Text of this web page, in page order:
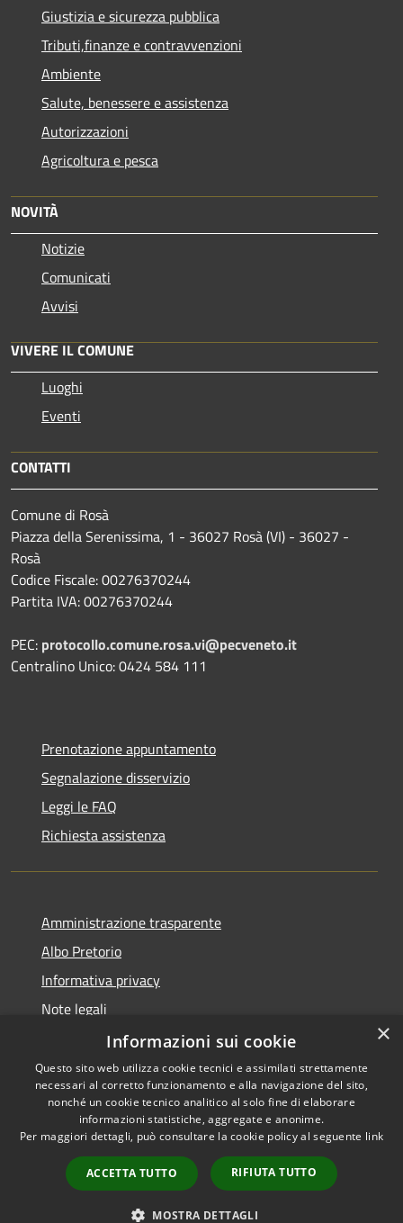
Giustizia e sicurezza pubblica
Tributi,finanze e contravvenzioni
Ambiente
Salute, benessere e assistenza
Autorizzazioni
Agricoltura e pesca
NOVITÀ
Notizie
Comunicati
Avvisi
VIVERE IL COMUNE
Luoghi
Eventi
CONTATTI
Comune di Rosà
Piazza della Serenissima, 1 - 36027 Rosà (VI) - 36027 -
Rosà
Codice Fiscale: 00276370244
Partita IVA: 00276370244
PEC: protocollo.comune.rosa.vi@pecveneto.it
Centralino Unico: 0424 584 111
Prenotazione appuntamento
Segnalazione disservizio
Leggi le FAQ
Richiesta assistenza
Amministrazione trasparente
Albo Pretorio
Informativa privacy
Note legali
Dichiarazione di accessibilità
RSS
Accessibilità
Copyright © 2026 • Comune di
Municipium•
Accesso
redazione
×
Informazioni sui cookie
Questo sito web utilizza cookie tecnici e assimilati strettamente
necessari al corretto funzionamento e alla navigazione del sito,
nonché un cookie tecnico analitico al solo fine di elaborare
informazioni statistiche, aggregate e anonime.
Per maggiori dettagli, può consultare la cookie policy al seguente link
ACCETTA TUTTO RIFIUTA TUTTO
MOSTRA DETTAGLI